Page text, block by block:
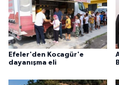
Efeler'den Kocagür'e
dayanışma eli